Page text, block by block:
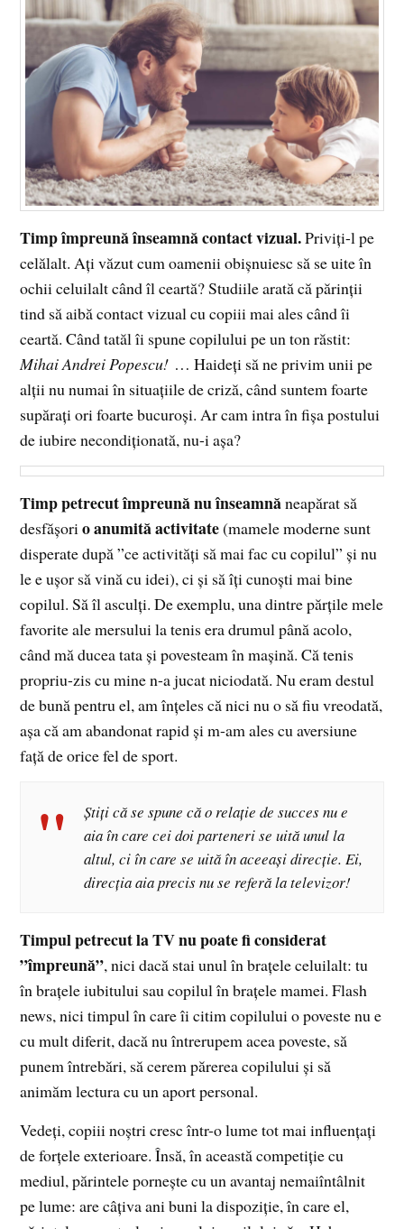
Timp împreună înseamnă contact vizual.Priviți-l pe
celălalt. Ați văzut cum oamenii obișnuiesc să se uite în
ochii celuilalt când îl ceartă? Studiile arată că părinții
tind să aibă contact vizual cu copiii mai ales când îi
ceartă. Când tatăl îi spune copilului pe un ton răstit:
Mihai Andrei Popescu! … Haideți să ne privim unii pe
alții nu numai în situațiile de criză, când suntem foarte
supărați ori foarte bucuroși. Ar cam intra în fișa postului
de iubire necondiționată, nu-i așa?
Timp petrecut împreună nu înseamnăneapărat să
desfășorio anumită activitate(mamele moderne sunt
disperate după ”ce activități să mai fac cu copilul” și nu
le e ușor să vină cu idei), ci și să îți cunoști mai bine
copilul. Să îl asculți. De exemplu, una dintre părțile mele
favorite ale mersului la tenis era drumul până acolo,
când mă ducea tata și povesteam în mașină. Că tenis
propriu-zis cu mine n-a jucat niciodată. Nu eram destul
de bună pentru el, am înțeles că nici nu o să fiu vreodată,
așa că am abandonat rapid și m-am ales cu aversiune
față de orice fel de sport.
Știți că se spune că o relație de succes nu e
aia în care cei doi parteneri se uită unul la
altul, ci în care se uită în aceeași direcție. Ei,
direcția aia precis nu se referă la televizor!
Timpul petrecut la TV nu poate fi considerat
”împreună”, nici dacă stai unul în brațele celuilalt: tu
în brațele iubitului sau copilul în brațele mamei. Flash
news, nici timpul în care îi citim copilului o poveste nu e
cu mult diferit, dacă nu întrerupem acea poveste, să
punem întrebări, să cerem părerea copilului și să
animăm lectura cu un aport personal.
Vedeți, copiii noștri cresc într-o lume tot mai influențați
de forțele exterioare. Însă, în această competiție cu
mediul, părintele pornește cu un avantaj nemaiîntâlnit
pe lume: are câțiva ani buni la dispoziție, în care el,